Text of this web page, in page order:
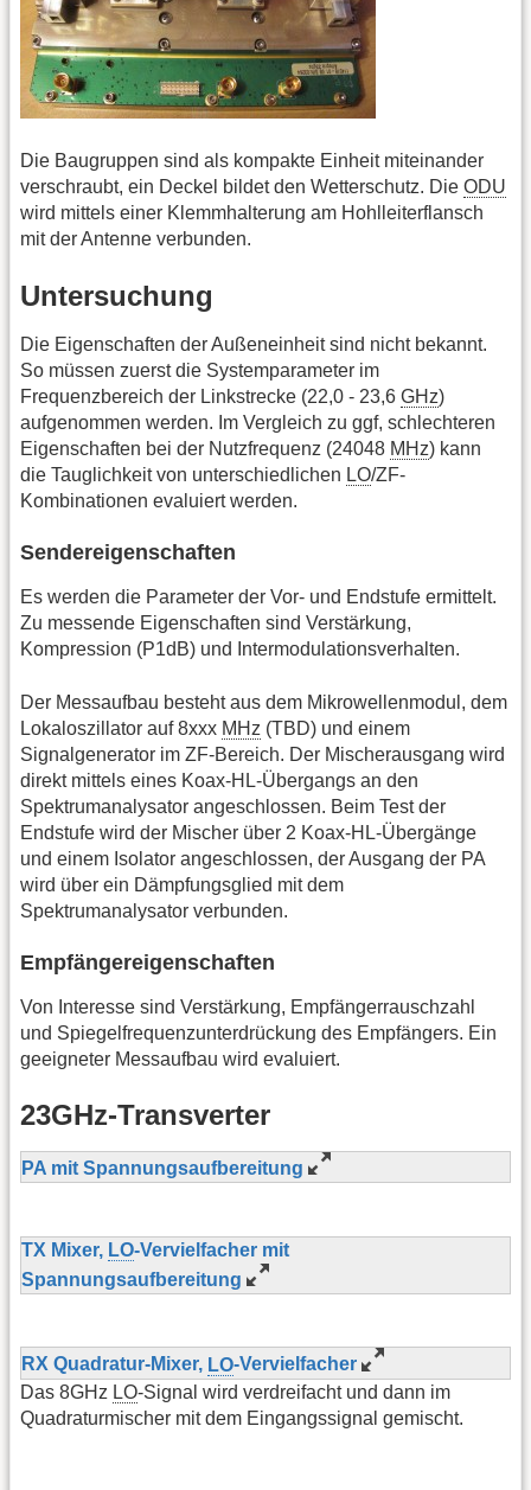
Die Baugruppen sind als kompakte Einheit miteinander
verschraubt, ein Deckel bildet den Wetterschutz. Die ODU
wird mittels einer Klemmhalterung am Hohlleiterflansch
mit der Antenne verbunden.
Untersuchung
Die Eigenschaften der Außeneinheit sind nicht bekannt.
So müssen zuerst die Systemparameter im
Frequenzbereich der Linkstrecke (22,0 - 23,6 GHz)
aufgenommen werden. Im Vergleich zu ggf, schlechteren
Eigenschaften bei der Nutzfrequenz (24048 MHz) kann
die Tauglichkeit von unterschiedlichen LO/ZF-
Kombinationen evaluiert werden.
Sendereigenschaften
Es werden die Parameter der Vor- und Endstufe ermittelt.
Zu messende Eigenschaften sind Verstärkung,
Kompression (P1dB) und Intermodulationsverhalten.
Der Messaufbau besteht aus dem Mikrowellenmodul, dem
Lokaloszillator auf 8xxx MHz (TBD) und einem
Signalgenerator im ZF-Bereich. Der Mischerausgang wird
direkt mittels eines Koax-HL-Übergangs an den
Spektrumanalysator angeschlossen. Beim Test der
Endstufe wird der Mischer über 2 Koax-HL-Übergänge
und einem Isolator angeschlossen, der Ausgang der PA
wird über ein Dämpfungsglied mit dem
Spektrumanalysator verbunden.
Empfängereigenschaften
Von Interesse sind Verstärkung, Empfängerrauschzahl
und Spiegelfrequenzunterdrückung des Empfängers. Ein
geeigneter Messaufbau wird evaluiert.
23GHz-Transverter
PA mit Spannungsaufbereitung
TX Mixer, LO-Vervielfacher mit
Spannungsaufbereitung
RX Quadratur-Mixer, LO-Vervielfacher
Das 8GHz LO-Signal wird verdreifacht und dann im
Quadraturmischer mit dem Eingangssignal gemischt.